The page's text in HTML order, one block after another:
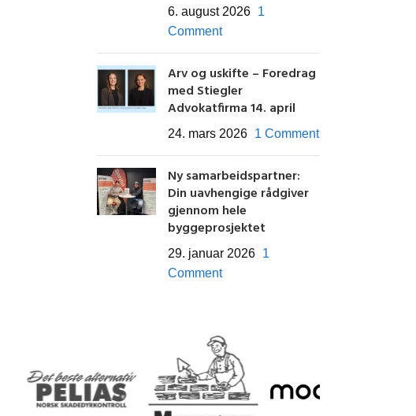
6. august 2026 1
Comment
Arv og uskifte – Foredrag
med Stiegler
Advokatfirma 14. april
24. mars 2026 1 Comment
Ny samarbeidspartner:
Din uavhengige rådgiver
gjennom hele
byggeprosjektet
29. januar 2026 1
Comment